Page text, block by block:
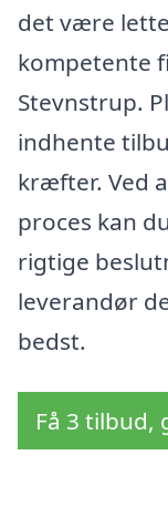
det være
kompetente
Stevnstrup.
indhente
kræfter. Ved
proces kan
rigtige
leverandør
bedst.
Få 3